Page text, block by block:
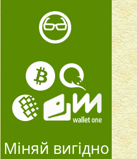
Міняй вигідно